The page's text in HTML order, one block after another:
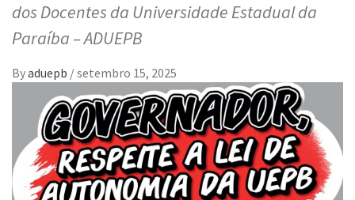
dos Docentes da Universidade Estadual da
Paraíba – ADUEPB
Byaduepb /setembro 15, 2025